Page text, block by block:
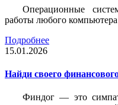
Операционные
работы любого
Подробнее
15.01.2026
Найди своего
Финдог — это